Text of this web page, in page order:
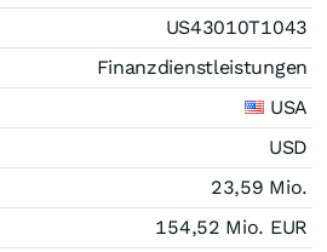
US43010T1043
Finanzdienstleistungen
USA
USD
23,59 Mio.
154,52 Mio. EUR